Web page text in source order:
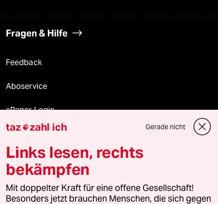
Fragen & Hilfe
Feedback
Aboservice
ePaper Login
Downloads für Abonnierende
© 2026 taz Verlags und Vertriebs GmbH
Alle Rechte vorbehalten. Bei rechtlichen Fragen oder für Genehmigungen
wenden Sie sich bitte an
lizenzen@taz.de
taz zahl ich Gerade nicht
Links lesen, rechts
bekämpfen
Mit doppelter Kraft für eine offene Gesellschaft!
Besonders jetzt brauchen Menschen, die sich gegen